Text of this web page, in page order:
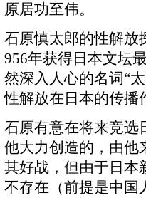
原居功至伟。
石原慎太郎的性解放
956年获得日本文坛
然深入人心的名词“
性解放在日本的传播
石原有意在将来竞选
他大力创造的，由他
其好战，但由于日本
不存在（前提是中国